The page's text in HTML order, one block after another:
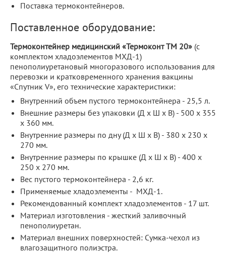
Поставка термоконтейнеров.
Поставленное оборудование:
Термоконтейнер медицинский «Термоконт ТМ 20» (с
комплектом хладоэлементов МХД-1)
пенополиуретановый многоразового использования для
перевозки и кратковременного хранения вакцины
«Спутник V», его технические характеристики:
Внутренний объем пустого термоконтейнера - 25,5 л.
Внешние размеры без упаковки (Д х Ш х В) - 500 x 355
x 360 мм.
Внутренние размеры по дну (Д х Ш х В) - 380 х 230 х
270 мм.
Внутренние размеры по крышке (Д х Ш х В) - 400 х
250 х 270 мм.
Вес пустого термоконтейнера - 2,6 кг.
Применяемые хладоэлементы - МХД-1.
Рекомендованный комплект хладоэлементов - 17 шт.
Материал изготовления - жесткий заливочный
пенополиуретан.
Материал внешних поверхностей: Сумка-чехол из
влагозащитного полиэстра.